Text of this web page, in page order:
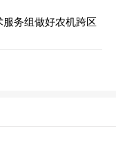
服务组做好农机跨区